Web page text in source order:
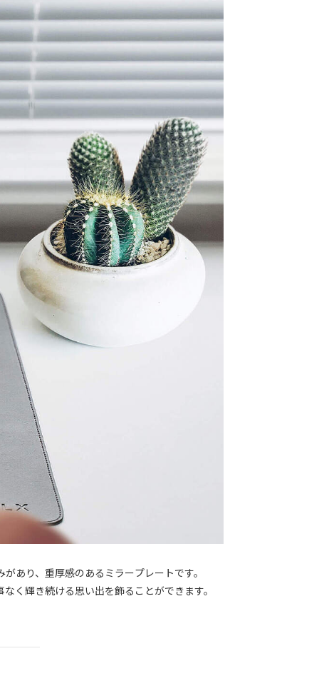
あり、重厚感のあるミラープレートです。
く輝き続ける思い出を飾ることができます。